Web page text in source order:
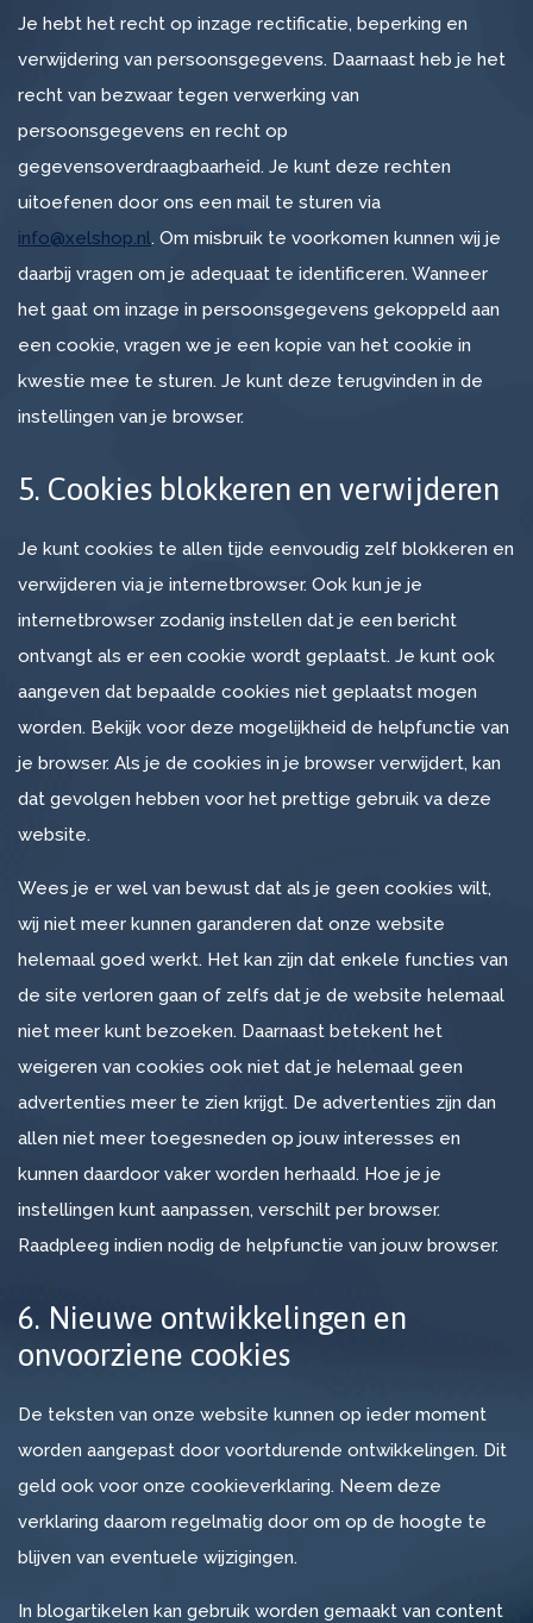
klanten
Over
XELshop
De
oplossing
Software
Vacatures
Contact
Je hebt het recht op inzage rectificatie, beperking en
verwijdering van persoonsgegevens. Daarnaast heb je het
recht van bezwaar tegen verwerking van
persoonsgegevens en recht op
gegevensoverdraagbaarheid. Je kunt deze rechten
uitoefenen door ons een mail te sturen via
info@xelshop.nl. Om misbruik te voorkomen kunnen wij je
daarbij vragen om je adequaat te identificeren. Wanneer
het gaat om inzage in persoonsgegevens gekoppeld aan
een cookie, vragen we je een kopie van het cookie in
kwestie mee te sturen. Je kunt deze terugvinden in de
instellingen van je browser.
5. Cookies blokkeren en verwijderen
Je kunt cookies te allen tijde eenvoudig zelf blokkeren en
verwijderen via je internetbrowser. Ook kun je je
internetbrowser zodanig instellen dat je een bericht
ontvangt als er een cookie wordt geplaatst. Je kunt ook
aangeven dat bepaalde cookies niet geplaatst mogen
worden. Bekijk voor deze mogelijkheid de helpfunctie van
je browser. Als je de cookies in je browser verwijdert, kan
dat gevolgen hebben voor het prettige gebruik va deze
website.
Wees je er wel van bewust dat als je geen cookies wilt,
wij niet meer kunnen garanderen dat onze website
helemaal goed werkt. Het kan zijn dat enkele functies van
de site verloren gaan of zelfs dat je de website helemaal
niet meer kunt bezoeken. Daarnaast betekent het
weigeren van cookies ook niet dat je helemaal geen
advertenties meer te zien krijgt. De advertenties zijn dan
allen niet meer toegesneden op jouw interesses en
kunnen daardoor vaker worden herhaald. Hoe je je
instellingen kunt aanpassen, verschilt per browser.
Raadpleeg indien nodig de helpfunctie van jouw browser.
6. Nieuwe ontwikkelingen en
onvoorziene cookies
De teksten van onze website kunnen op ieder moment
worden aangepast door voortdurende ontwikkelingen. Dit
geld ook voor onze cookieverklaring. Neem deze
verklaring daarom regelmatig door om op de hoogte te
blijven van eventuele wijzigingen.
In blogartikelen kan gebruik worden gemaakt van content